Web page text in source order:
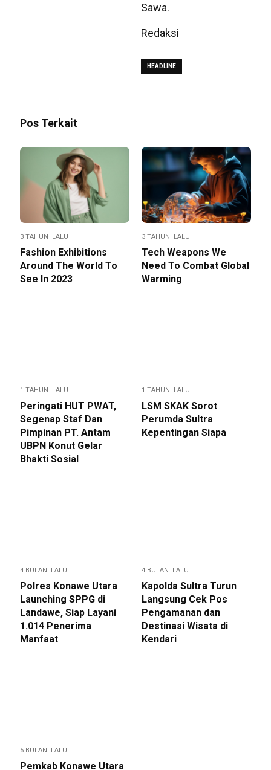
Sawa.
Redaksi
HEADLINE
Pos Terkait
3 TAHUN LALU
Fashion Exhibitions
Around The World To
See In 2023
3 TAHUN LALU
Tech Weapons We
Need To Combat Global
Warming
1 TAHUN LALU
Peringati HUT PWAT,
Segenap Staf Dan
Pimpinan PT. Antam
UBPN Konut Gelar
Bhakti Sosial
1 TAHUN LALU
LSM SKAK Sorot
Perumda Sultra
Kepentingan Siapa
4 BULAN LALU
Polres Konawe Utara
Launching SPPG di
Landawe, Siap Layani
1.014 Penerima
Manfaat
4 BULAN LALU
Kapolda Sultra Turun
Langsung Cek Pos
Pengamanan dan
Destinasi Wisata di
Kendari
5 BULAN LALU
Pemkab Konawe Utara